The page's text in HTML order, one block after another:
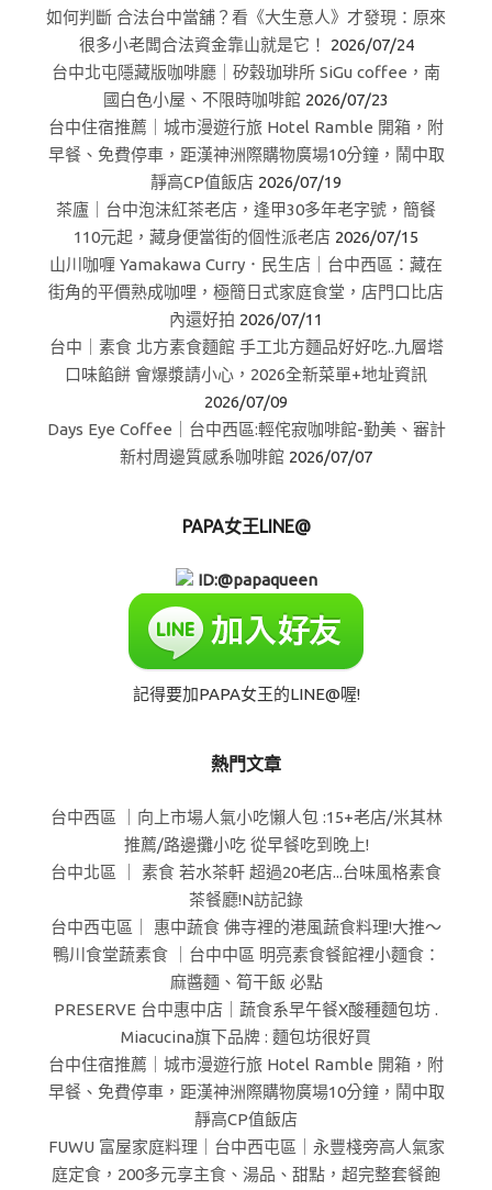
如何判斷 合法台中當舖？看《大生意人》才發現：原來
很多小老闆合法資金靠山就是它！
2026/07/24
台中北屯隱藏版咖啡廳｜矽穀珈琲所 SiGu coffee，南
國白色小屋、不限時咖啡館 2026/07/23
台中住宿推薦｜城市漫遊行旅 Hotel Ramble 開箱，附
早餐、免費停車，距漢神洲際購物廣場10分鐘，鬧中取
靜高CP值飯店 2026/07/19
茶廬｜台中泡沫紅茶老店，逢甲30多年老字號，簡餐
110元起，藏身便當街的個性派老店 2026/07/15
山川咖喱 Yamakawa Curry．民生店｜台中西區：藏在
街角的平價熟成咖哩，極簡日式家庭食堂，店門口比店
內還好拍 2026/07/11
台中｜素食 北方素食麵館 手工北方麵品好好吃..九層塔
口味餡餅 會爆漿請小心，2026全新菜單+地址資訊
2026/07/09
Days Eye Coffee｜台中西區:輕侘寂咖啡館-勤美、審計
新村周邊質感系咖啡館 2026/07/07
PAPA女王LINE@
ID:@papaqueen
記得要加PAPA女王的LINE@喔!
熱門文章
台中西區 ｜向上市場人氣小吃懶人包 :15+老店/米其林
推薦/路邊攤小吃 從早餐吃到晚上!
台中北區 ｜ 素食 若水茶軒 超過20老店...台味風格素食
茶餐廳!N訪記錄
台中西屯區｜ 惠中蔬食 佛寺裡的港風蔬食料理!大推～
鴨川食堂蔬素食 ｜台中中區 明亮素食餐館裡小麵食：
麻醬麵、筍干飯 必點
PRESERVE 台中惠中店｜蔬食系早午餐X酸種麵包坊 .
Miacucina旗下品牌 : 麵包坊很好買
台中住宿推薦｜城市漫遊行旅 Hotel Ramble 開箱，附
早餐、免費停車，距漢神洲際購物廣場10分鐘，鬧中取
靜高CP值飯店
FUWU 富屋家庭料理｜台中西屯區｜永豐棧旁高人氣家
庭定食，200多元享主食、湯品、甜點，超完整套餐飽